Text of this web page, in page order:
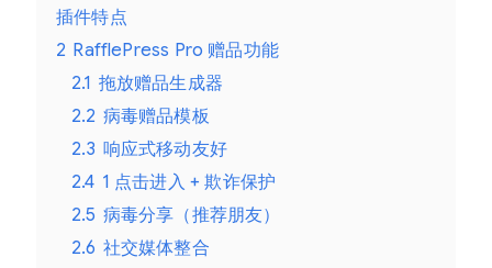
插件特点
2 RafflePress Pro 赠品功能
2.1 拖放赠品生成器
2.2 病毒赠品模板
2.3 响应式移动友好
2.4 1 点击进入 + 欺诈保护
2.5 病毒分享（推荐朋友）
2.6 社交媒体整合